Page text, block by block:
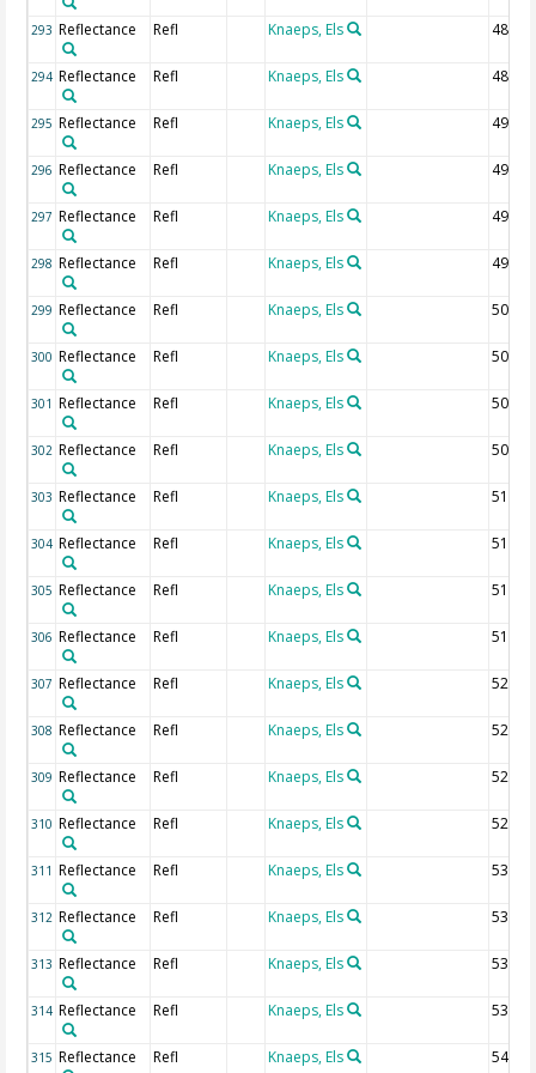
293 Reflectance Refl Knaeps, Els 485
294 Reflectance Refl Knaeps, Els 487.5
295 Reflectance Refl Knaeps, Els 490
296 Reflectance Refl Knaeps, Els 492.5
297 Reflectance Refl Knaeps, Els 495
298 Reflectance Refl Knaeps, Els 497.5
299 Reflectance Refl Knaeps, Els 500
300 Reflectance Refl Knaeps, Els 502.5
301 Reflectance Refl Knaeps, Els 505
302 Reflectance Refl Knaeps, Els 507.5
303 Reflectance Refl Knaeps, Els 510
304 Reflectance Refl Knaeps, Els 512.5
305 Reflectance Refl Knaeps, Els 515
306 Reflectance Refl Knaeps, Els 517.5
307 Reflectance Refl Knaeps, Els 520
308 Reflectance Refl Knaeps, Els 522.5
309 Reflectance Refl Knaeps, Els 525
310 Reflectance Refl Knaeps, Els 527.5
311 Reflectance Refl Knaeps, Els 530
312 Reflectance Refl Knaeps, Els 532.5
313 Reflectance Refl Knaeps, Els 535
314 Reflectance Refl Knaeps, Els 537.5
315 Reflectance Refl Knaeps, Els 540